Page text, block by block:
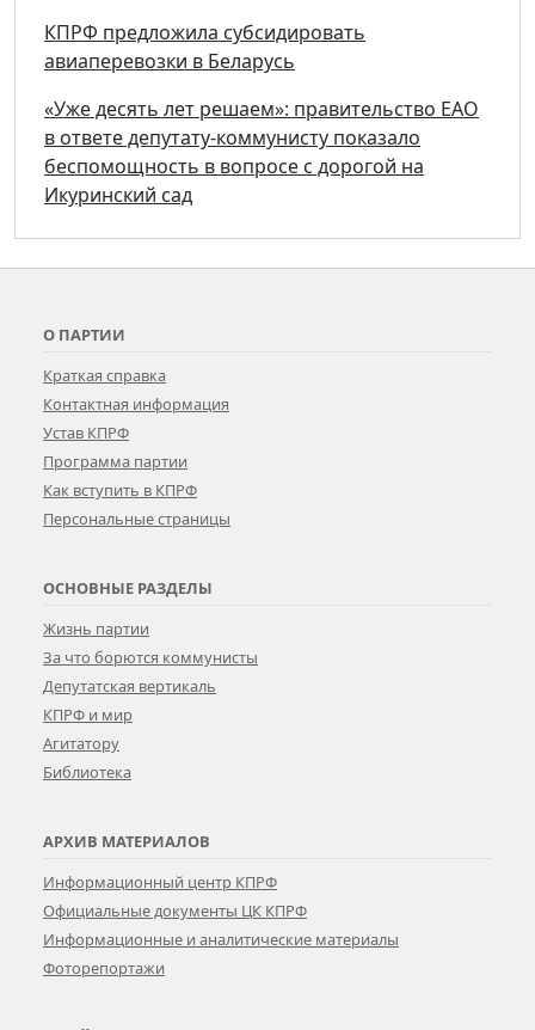
КПРФ предложила субсидировать
авиаперевозки в Беларусь
«Уже десять лет решаем»: правительство ЕАО
в ответе депутату-коммунисту показало
беспомощность в вопросе с дорогой на
Икуринский сад
О ПАРТИИ
Краткая справка
Контактная информация
Устав КПРФ
Программа партии
Как вступить в КПРФ
Персональные страницы
ОСНОВНЫЕ РАЗДЕЛЫ
Жизнь партии
За что борются коммунисты
Депутатская вертикаль
КПРФ и мир
Агитатору
Библиотека
АРХИВ МАТЕРИАЛОВ
Информационный центр КПРФ
Официальные документы ЦК КПРФ
Информационные и аналитические материалы
Фоторепортажи